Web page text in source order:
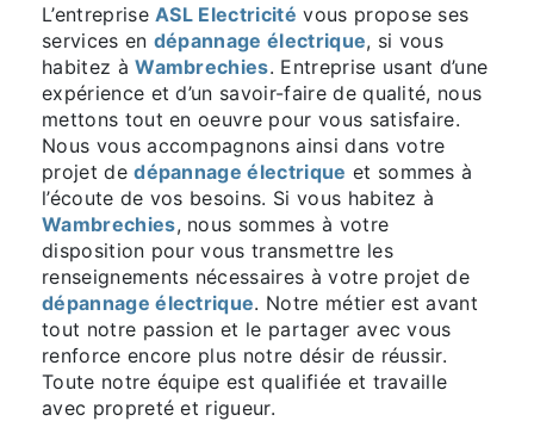
L’entreprise ASL Electricité vous propose ses
services en dépannage électrique, si vous
habitez àWambrechies. Entreprise usant d’une
expérience et d’un savoir-faire de qualité, nous
mettons tout en oeuvre pour vous satisfaire.
Nous vous accompagnons ainsi dans votre
projet dedépannage électrique et sommes à
l’écoute de vos besoins. Si vous habitez à
Wambrechies, nous sommes à votre
disposition pour vous transmettre les
renseignements nécessaires à votre projet de
dépannage électrique. Notre métier est avant
tout notre passion et le partager avec vous
renforce encore plus notre désir de réussir.
Toute notre équipe est qualifiée et travaille
avec propreté et rigueur.